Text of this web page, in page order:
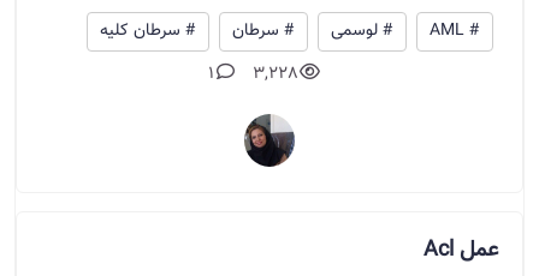
# AML
# لوسمی # سرطان
# سرطان کلیه
3,228
1
عمل Acl